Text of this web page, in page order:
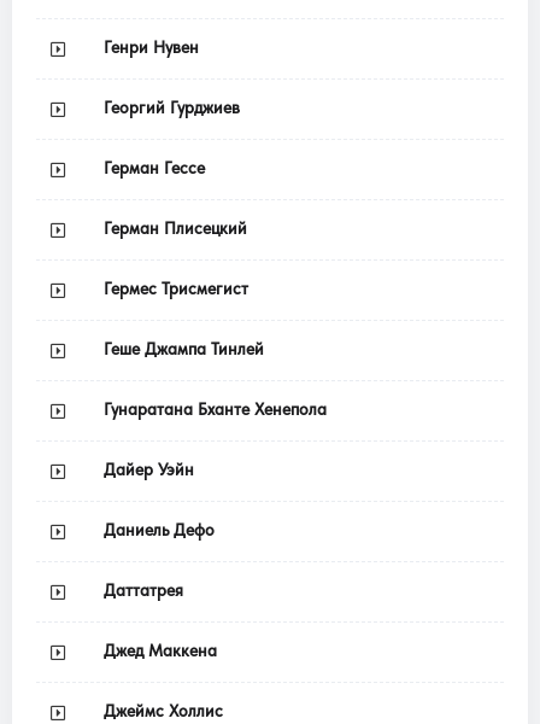
Генри Нувен
Георгий Гурджиев
Герман Гессе
Герман Плисецкий
Гермес Трисмегист
Геше Джампа Тинлей
Гунаратана Бханте Хенепола
Дайер Уэйн
Даниель Дефо
Даттатрея
Джед Маккена
Джеймс Холлис